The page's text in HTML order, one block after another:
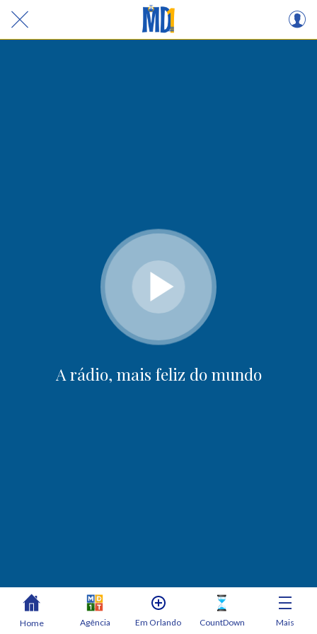
A rádio, mais feliz do mundo
Home Agência Em Orlando CountDown Mais